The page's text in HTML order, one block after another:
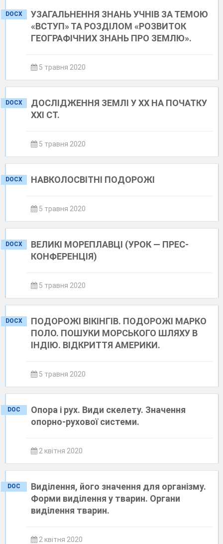
DOCX
УЗАГАЛЬНЕННЯ ЗНАНЬ УЧНІВ ЗА ТЕМОЮ
«ВСТУП» ТА РОЗДІЛОМ «РОЗВИТОК
ГЕОГРАФІЧНИХ ЗНАНЬ ПРО ЗЕМЛЮ».
5 травня 2020
DOCX
ДОСЛІДЖЕННЯ ЗЕМЛІ У ХХ НА ПОЧАТКУ
ХХІ СТ.
5 травня 2020
DOCX НАВКОЛОСВІТНІ ПОДОРОЖІ
5 травня 2020
DOCX
ВЕЛИКІ МОРЕПЛАВЦІ (УРОК — ПРЕС-
КОНФЕРЕНЦІЯ)
5 травня 2020
DOCX
ПОДОРОЖІ ВІКІНГІВ. ПОДОРОЖІ МАРКО
ПОЛО. ПОШУКИ МОРСЬКОГО ШЛЯХУ В
ІНДІЮ. ВІДКРИТТЯ АМЕРИКИ.
5 травня 2020
DOC
Опора і рух. Види скелету. Значення
опорно-рухової системи.
2 квітня 2020
DOC
Виділення, його значення для організму.
Форми виділення у тварин. Органи
виділення тварин.
2 квітня 2020